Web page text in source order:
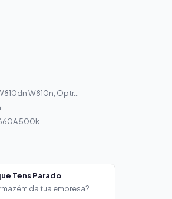
W810n, Optr...
500k
Tens Parado
da tua empresa?